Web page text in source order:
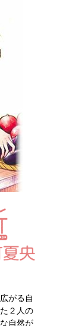
がる自
２人の
自然が